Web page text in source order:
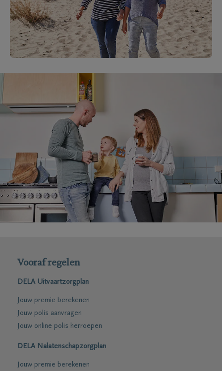
Vooraf regelen
DELA Uitvaartzorgplan
Jouw premie berekenen
Jouw polis aanvragen
Jouw online polis herroepen
DELA Nalatenschapzorgplan
Jouw premie berekenen